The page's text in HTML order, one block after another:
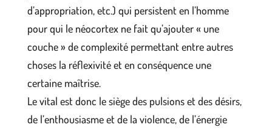
d’appropriation, etc.) qui persistent en l’homme
pour qui le néocortex ne fait qu’ajouter « une
couche » de complexité permettant entre autres
choses la réflexivité et en conséquence une
certaine maîtrise.
Le vital est donc le siège des pulsions et des désirs,
de l’enthousiasme et de la violence, de l’énergie